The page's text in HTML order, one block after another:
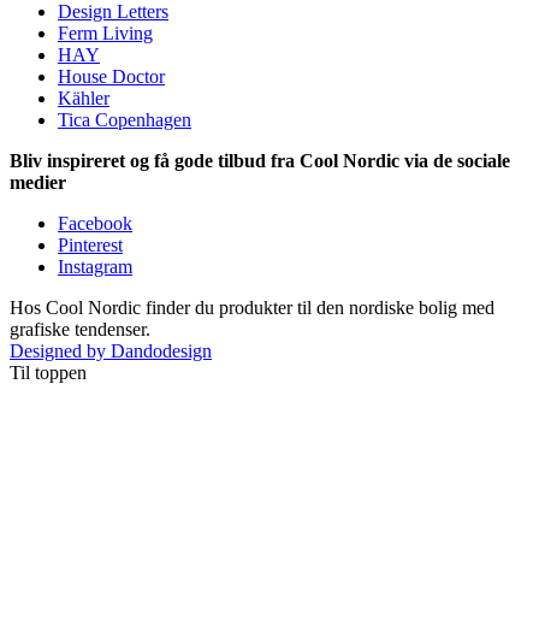
Design Letters
Ferm Living
HAY
House Doctor
Kähler
Tica Copenhagen
Bliv inspireret og få gode tilbud fra Cool Nordic via de sociale
medier
Facebook
Pinterest
Instagram
Hos Cool Nordic finder du produkter til den nordiske bolig med
grafiske tendenser.
Designed by Dandodesign
Til toppen